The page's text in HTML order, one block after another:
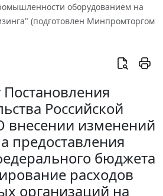
оборудованием на
(подготовлен Минпромторгом
Постановления
Российской
внесении изменений
предоставления
бюджета
расходов
организаций на